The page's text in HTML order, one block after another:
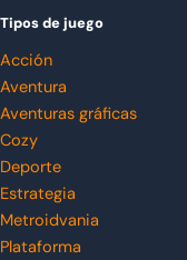
Tipos de juego
Acción
Aventura
Aventuras gráficas
Cozy
Deporte
Estrategia
Metroidvania
Plataforma